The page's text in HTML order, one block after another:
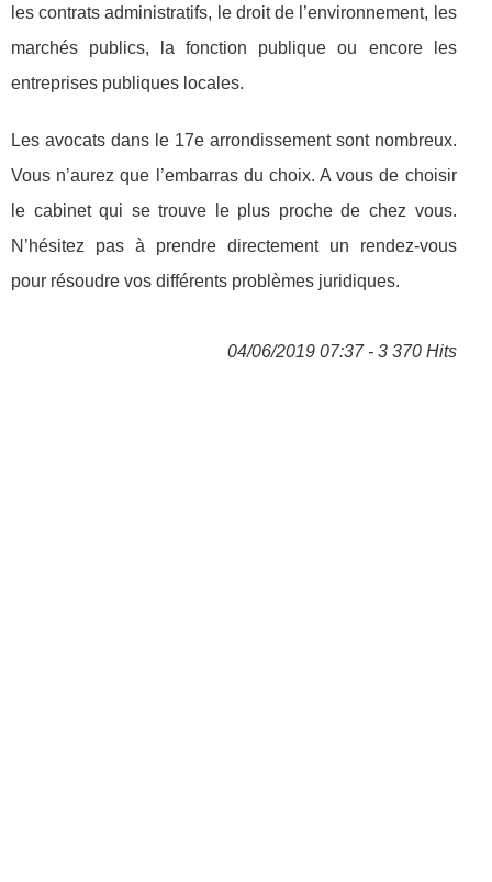
les contrats administratifs, le droit de l’environnement, les
marchés publics, la fonction publique ou encore les
entreprises publiques locales.
Les avocats dans le 17e arrondissement sont nombreux.
Vous n’aurez que l’embarras du choix. A vous de choisir
le cabinet qui se trouve le plus proche de chez vous.
N’hésitez pas à prendre directement un rendez-vous
pour résoudre vos différents problèmes juridiques.
04/06/2019 07:37 - 3 370 Hits